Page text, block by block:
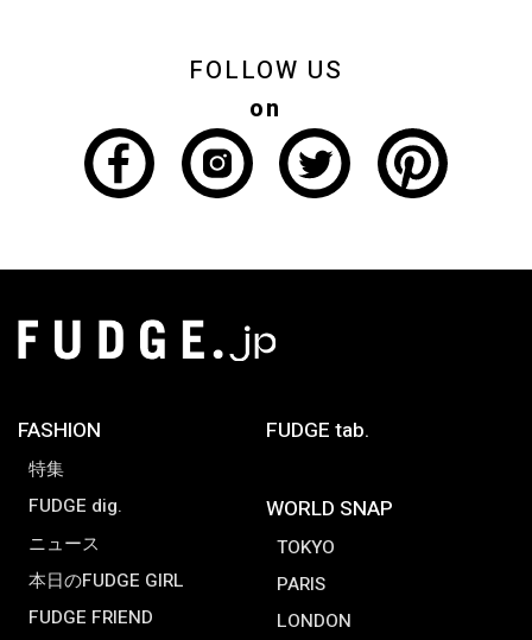
FOLLOW US
on
FASHION
特集
FUDGE dig.
ニュース
本日のFUDGE GIRL
FUDGE FRIEND
FUDGE tab.
WORLD SNAP
TOKYO
PARIS
LONDON